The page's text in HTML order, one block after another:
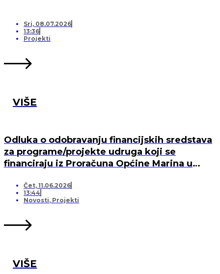
Sri, 08.07.2026
13:36
Projekti
VIŠE
Odluka o odobravanju financijskih sredstava
za programe/projekte udruga koji se
financiraju iz Proračuna Općine Marina u
Čet, 11.06.2026
13:44
Novosti, Projekti
VIŠE